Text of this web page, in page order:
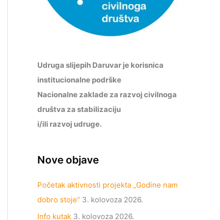
Udruga slijepih Daruvar je korisnica
institucionalne podrške
Nacionalne zaklade za razvoj civilnoga
društva za stabilizaciju
i/ili razvoj udruge.
Nove objave
Početak aktivnosti projekta „Godine nam
dobro stoje“ 3. kolovoza 2026.
Info kutak 3. kolovoza 2026.